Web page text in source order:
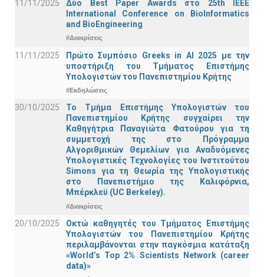
11/11/2025
Δύο Best Paper Awards στο 25th IEEE
International Conference on BioInformatics
and BioEngineering
#Διακρίσεις
11/11/2025
Πρώτο Συμπόσιο Greeks in AI 2025 με την
υποστήριξη του Τμήματος Επιστήμης
Υπολογιστών του Πανεπιστημίου Κρήτης
#Εκδηλώσεις
30/10/2025
Το Τμήμα Επιστήμης Υπολογιστών του
Πανεπιστημίου Κρήτης συγχαίρει την
Καθηγήτρια Παναγιώτα Φατούρου για τη
συμμετοχή της στο Πρόγραμμα
Αλγοριθμικών Θεμελίων για Αναδυόμενες
Υπολογιστικές Τεχνολογίες του Ινστιτούτου
Simons για τη Θεωρία της Υπολογιστικής
στο Πανεπιστήμιο της Καλιφόρνια,
Μπέρκλεϋ (UC Berkeley).
#Διακρίσεις
20/10/2025
Οκτώ καθηγητές του Τμήματος Επιστήμης
Υπολογιστών του Πανεπιστημίου Κρήτης
περιλαμβάνονται στην παγκόσμια κατάταξη
«World’s Top 2% Scientists Network (career
data)»